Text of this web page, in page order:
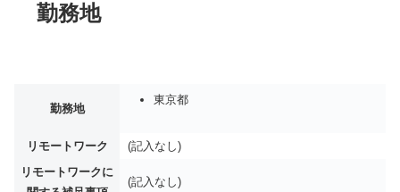
勤務地
勤務地
東京都
リモートワーク
(記入なし)
リモートワークに
(記入なし)